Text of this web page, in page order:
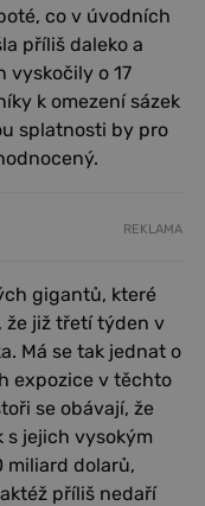
co v úvodních
příliš daleko a
vyskočily o 17
k omezení sázek
splatnosti by pro
REKLAMA
gigantů, které
že již třetí týden v
Má se tak jednat o
expozice v těchto
se obávají, že
jejich vysokým
miliard dolarů,
příliš nedaří